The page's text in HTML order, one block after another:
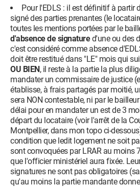
Pour l'EDLS : il est définitif à partir
signé des parties prenantes (le
toutes les mentions portées par le
d'absence de signatured'une ou des
c'est considéré comme absence
doit être restitué dans "LE" mois qui
OU BIEN, il reste à la partie la plus
mandater un commissaire de justice
établisse, à frais partagés par moitié,
sera NON contestable, ni par le
délai pour en mandater un est de 3
départ du locataire (voir l'arrêt de la
Montpellier, dans mon topo ci-
condition que ledit logement ne soit
sont convoquées par LRAR au moins
que l'officier ministériel aura fixée.
signatures ne sont pas obligatoires
qu'au moins la partie mandante